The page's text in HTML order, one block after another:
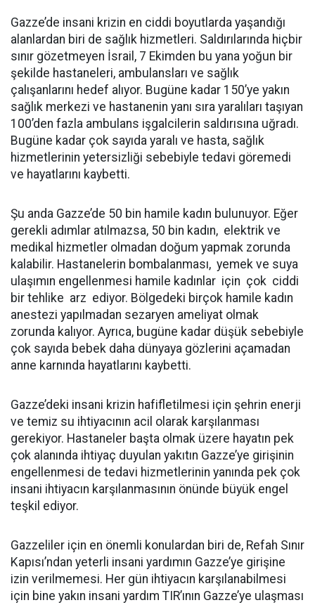
Gazze’de insani krizin en ciddi boyutlarda yaşandığı
alanlardan biri de sağlık hizmetleri. Saldırılarında hiçbir
sınır gözetmeyen İsrail, 7 Ekimden bu yana yoğun bir
şekilde hastaneleri, ambulansları ve sağlık
çalışanlarını hedef alıyor. Bugüne kadar 150’ye yakın
sağlık merkezi ve hastanenin yanı sıra yaralıları taşıyan
100’den fazla ambulans işgalcilerin saldırısına uğradı.
Bugüne kadar çok sayıda yaralı ve hasta, sağlık
hizmetlerinin yetersizliği sebebiyle tedavi göremedi
ve hayatlarını kaybetti.
Şu anda Gazze’de 50 bin hamile kadın bulunuyor. Eğer
gerekli adımlar atılmazsa, 50 bin kadın, elektrik ve
medikal hizmetler olmadan doğum yapmak zorunda
kalabilir. Hastanelerin bombalanması, yemek ve suya
ulaşımın engellenmesi hamile kadınlar için çok ciddi
bir tehlike arz ediyor. Bölgedeki birçok hamile kadın
anestezi yapılmadan sezaryen ameliyat olmak
zorunda kalıyor. Ayrıca, bugüne kadar düşük sebebiyle
çok sayıda bebek daha dünyaya gözlerini açamadan
anne karnında hayatlarını kaybetti.
Gazze’deki insani krizin hafifletilmesi için şehrin enerji
ve temiz su ihtiyacının acil olarak karşılanması
gerekiyor. Hastaneler başta olmak üzere hayatın pek
çok alanında ihtiyaç duyulan yakıtın Gazze’ye girişinin
engellenmesi de tedavi hizmetlerinin yanında pek çok
insani ihtiyacın karşılanmasının önünde büyük engel
teşkil ediyor.
Gazzeliler için en önemli konulardan biri de, Refah Sınır
Kapısı’ndan yeterli insani yardımın Gazze’ye girişine
izin verilmemesi. Her gün ihtiyacın karşılanabilmesi
için bine yakın insani yardım TIR’ının Gazze’ye ulaşması